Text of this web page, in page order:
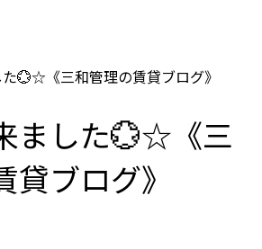
💮☆《三和管理の賃貸ブログ》
ました💮☆《三
ブログ》